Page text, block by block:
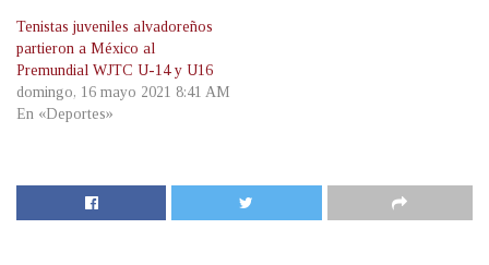
Tenistas juveniles alvadoreños
partieron a México al
Premundial WJTC U-14 y U16
domingo, 16 mayo 2021 8:41 AM
En «Deportes»